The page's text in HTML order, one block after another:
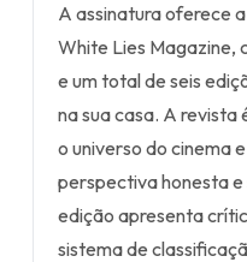
A assinatura oferece
White Lies Magazine,
e um total de seis
na sua casa. A revista
o universo do cinema
perspectiva honesta
edição apresenta
sistema de